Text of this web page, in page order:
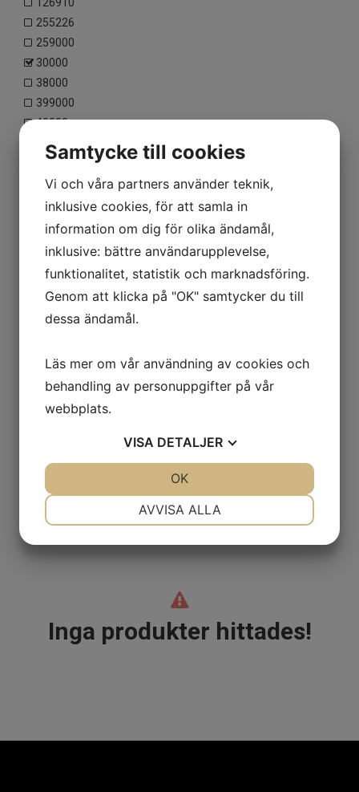
255226
259000
30000
38000
399000
49000
559000
575388
6500
686300
diesel
Sortering
Alfabetisk A-Ö
Alla truckar
Inga produkter hittades!
Samtycke till cookies
Vi och våra partners använder teknik,
inklusive cookies, för att samla in
information om dig för olika ändamål,
inklusive: bättre användarupplevelse,
funktionalitet, statistik och marknadsföring.
Genom att klicka på "OK" samtycker du till
dessa ändamål.
Läs mer om vår användning av cookies och
behandling av personuppgifter på vår
webbplats.
VISA DETALJER
AVVISA ALLA
OK